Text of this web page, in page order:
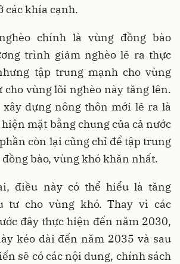
các khía cạnh.
chính là vùng đồng bào
trình giảm nghèo lẽ ra thực
tập trung mạnh cho vùng
cho vùng lõi nghèo này tăng lên.
dựng nông thôn mới lẽ ra là
mặt bằng chung của cả nước
còn lại cũng chỉ để tập trung
bào, vùng khó khăn nhất.
điều này có thể hiểu là tăng
tư cho vùng khó. Thay vì các
đây thực hiện đến năm 2030,
kéo dài đến năm 2035 và sau
sẽ có các nội dung, chính sách